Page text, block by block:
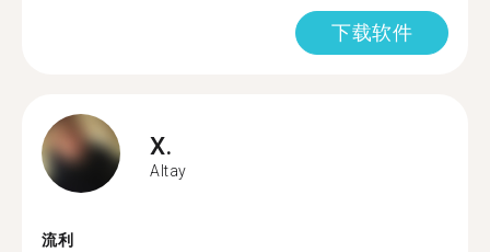
下载软件
X.
Altay
流利